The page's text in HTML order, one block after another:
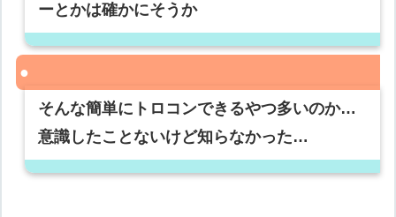
ーとかは確かにそうか
そんな簡単にトロコンできるやつ多いのか…
意識したことないけど知らなかった…